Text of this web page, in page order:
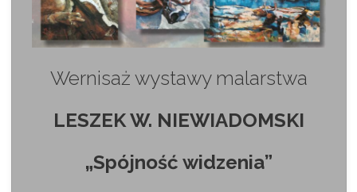
Wernisaż wystawy malarstwa
LESZEK W. NIEWIADOMSKI
„Spójność widzenia”